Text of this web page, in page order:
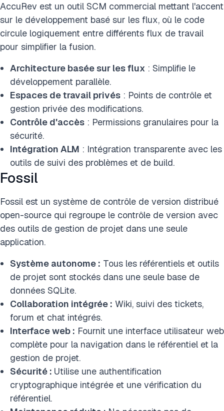
AccuRev est un outil SCM commercial mettant l'accent
sur le développement basé sur les flux, où le code
circule logiquement entre différents flux de travail
pour simplifier la fusion.
Architecture basée sur les flux : Simplifie le
développement parallèle.
Espaces de travail privés : Points de contrôle et
gestion privée des modifications.
Contrôle d'accès : Permissions granulaires pour la
sécurité.
Intégration ALM : Intégration transparente avec les
outils de suivi des problèmes et de build.
Fossil
Fossil est un système de contrôle de version distribué
open-source qui regroupe le contrôle de version avec
des outils de gestion de projet dans une seule
application.
Système autonome : Tous les référentiels et outils
de projet sont stockés dans une seule base de
données SQLite.
Collaboration intégrée : Wiki, suivi des tickets,
forum et chat intégrés.
Interface web : Fournit une interface utilisateur web
complète pour la navigation dans le référentiel et la
gestion de projet.
Sécurité : Utilise une authentification
cryptographique intégrée et une vérification du
référentiel.